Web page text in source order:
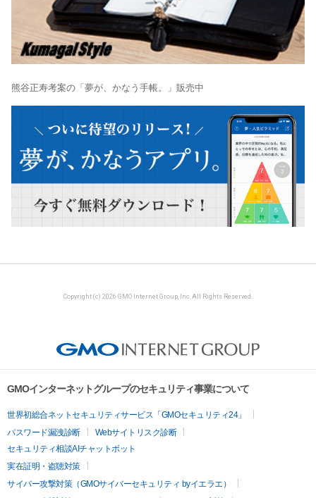
熊谷正寿考案の「夢が、かなう手帳。」販売中
Copyright (c) 2026 GMO Internet Group, Inc. All Rights Reserved.
GMOインターネットグループのセキュリティ事業について
世界初総合ネットセキュリティサービス「GMOセキュリティ24」
パスワード漏洩診断
Webサイトリスク診断
セキュリティ相談AIチャットボット
実在証明・盗聴対策
サイバー攻撃対策（GMOサイバーセキュリティ byイエラエ）